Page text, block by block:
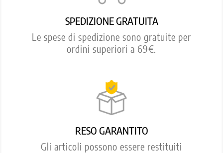
SPEDIZIONE GRATUITA
Le spese di spedizione sono gratuite per
ordini superiori a 69€.
RESO GARANTITO
Gli articoli possono essere restituiti